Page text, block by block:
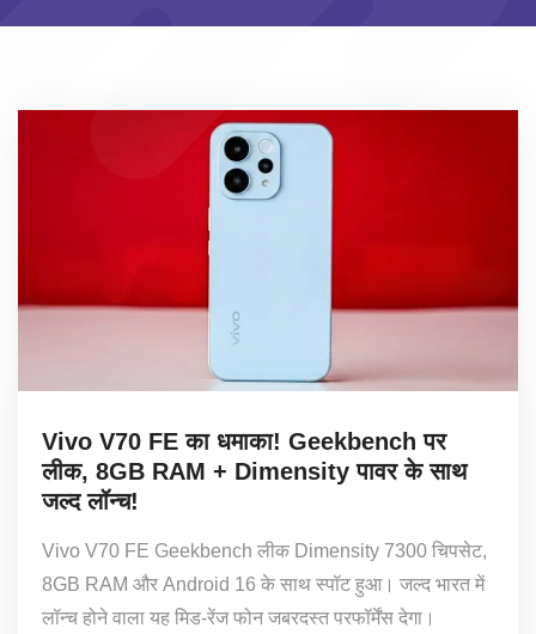
Vivo V70 FE का धमाका! Geekbench पर
लीक, 8GB RAM + Dimensity पावर के साथ
जल्द लॉन्च!
Vivo V70 FE Geekbench लीक Dimensity 7300 चिपसेट,
8GB RAM और Android 16 के साथ स्पॉट हुआ। जल्द भारत में
लॉन्च होने वाला यह मिड-रेंज फोन जबरदस्त परफॉर्मेंस देगा।